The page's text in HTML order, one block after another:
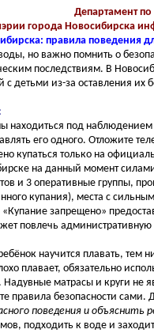
Департамент
города Новосибирска
правила поведения
но важно помнить о
последствиям. В
с детьми из-за оставления их
находиться под
его одного. Отложите
купаться только на
на данный момент
и 3 оперативные группы,
купания), места с
запрещено»
повлечь административную
научится плавать, тем
плавает, обязательно
матрасы и круги не
правила безопасности сами.
поведения и объяснить
подходить к воде и